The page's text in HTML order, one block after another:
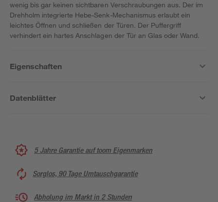
wenig bis gar keinen sichtbaren Verschraubungen aus. Der im
Drehholm integrierte Hebe-Senk-Mechanismus erlaubt ein
leichtes Öffnen und schließen der Türen. Der Puffergriff
verhindert ein hartes Anschlagen der Tür an Glas oder Wand.
Eigenschaften
Datenblätter
5 Jahre Garantie auf toom Eigenmarken
Sorglos, 90 Tage Umtauschgarantie
Abholung im Markt in 2 Stunden